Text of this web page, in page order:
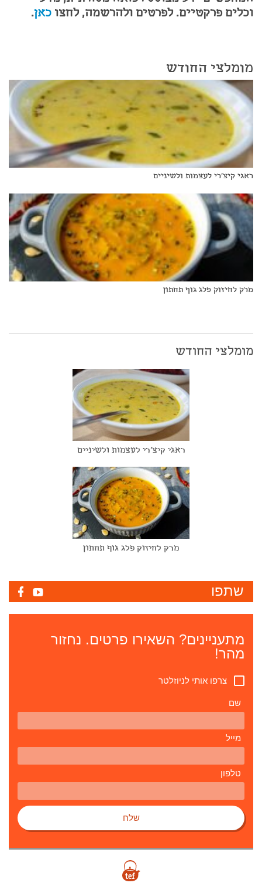
וכלים פרקטיים. לפרטים ולהרשמה, לחצו כאן.
מומלצי החודש
ראגי קיצ'רי לעצמות ולשיניים
מרק לחיזוק פלג גוף תחתון
מומלצי החודש
ראגי קיצ'רי לעצמות ולשיניים
מרק לחיזוק פלג גוף תחתון
שתפו
מתעניינים? השאירו פרטים. נחזור
מהר!
צרפו אותי לניוזלטר
שם
מייל
טלפון
שלח